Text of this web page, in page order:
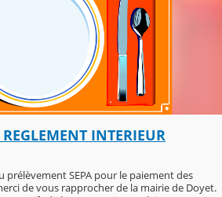
INTERIEUR
prélèvement SEPA pour le paiement des
de vous rapprocher de la mairie de Doyet.